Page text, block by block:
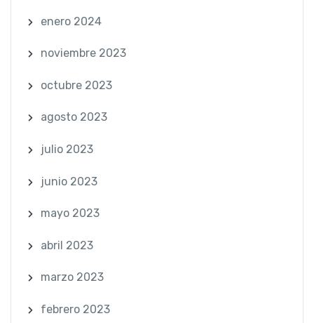
enero 2024
noviembre 2023
octubre 2023
agosto 2023
julio 2023
junio 2023
mayo 2023
abril 2023
marzo 2023
febrero 2023